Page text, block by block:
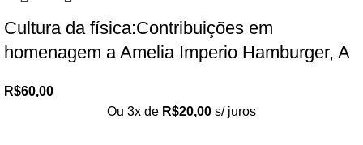
Cultura da física:Contribuições em
homenagem a Amelia Imperio Hamburger, A
R$60,00
Ou 3x de R$20,00 s/ juros